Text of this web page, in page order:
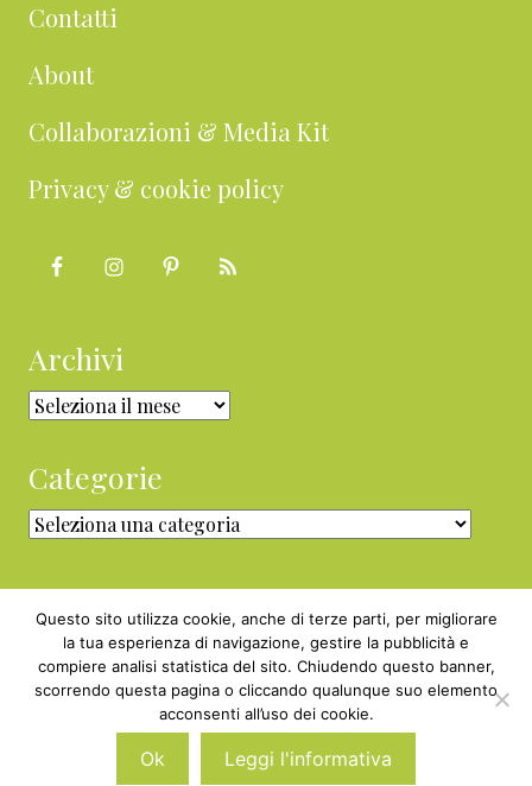
Contatti
About
Collaborazioni & Media Kit
Privacy & cookie policy
Archivi
Archivi
Categorie
Categorie
Copyright © 2010 - 2026 BabyGreen™ ·
P.IVA 05829800969 · Webmaster
Nexnova.net
Questo sito utilizza cookie, anche di terze parti, per migliorare
la tua esperienza di navigazione, gestire la pubblicità e
compiere analisi statistica del sito. Chiudendo questo banner,
scorrendo questa pagina o cliccando qualunque suo elemento
acconsenti all’uso dei cookie.
Ok Leggi l'informativa